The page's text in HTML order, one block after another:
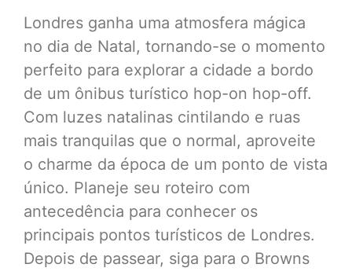
Londres ganha uma atmosfera mágica
no dia de Natal, tornando-se o momento
perfeito para explorar a cidade a bordo
de um ônibus turístico hop-on hop-off.
Com luzes natalinas cintilando e ruas
mais tranquilas que o normal, aproveite
o charme da época de um ponto de vista
único. Planeje seu roteiro com
antecedência para conhecer os
principais pontos turísticos de Londres.
Depois de passear, siga para o Browns